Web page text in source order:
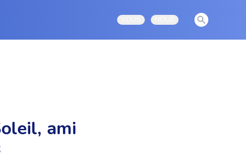
Open user menuOpen user menu
View
ami